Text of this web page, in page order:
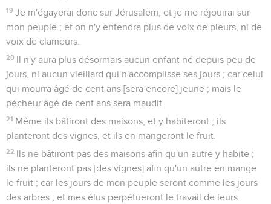
19 Je m'égayerai donc sur Jérusalem, et je me réjouirai sur
mon peuple ; et on n'y entendra plus de voix de pleurs, ni de
voix de clameurs.
20 Il n'y aura plus désormais aucun enfant né depuis peu de
jours, ni aucun vieillard qui n'accomplisse ses jours ; car celui
qui mourra âgé de cent ans [sera encore] jeune ; mais le
pécheur âgé de cent ans sera maudit.
21 Même ils bâtiront des maisons, et y habiteront ; ils
planteront des vignes, et ils en mangeront le fruit.
22 Ils ne bâtiront pas des maisons afin qu'un autre y habite ;
ils ne planteront pas [des vignes] afin qu'un autre en mange
le fruit ; car les jours de mon peuple seront comme les jours
des arbres ; et mes élus perpétueront le travail de leurs